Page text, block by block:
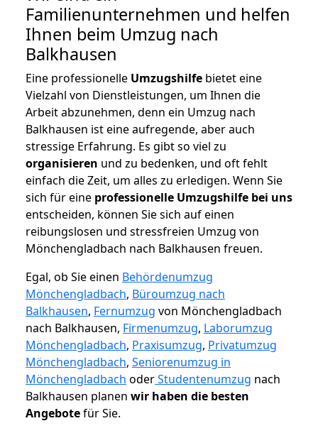
Familienunternehmen und helfen
Ihnen beim Umzug nach
Balkhausen
Eine professionelle Umzugshilfe bietet eine
Vielzahl von Dienstleistungen, um Ihnen die
Arbeit abzunehmen, denn ein Umzug nach
Balkhausen ist eine aufregende, aber auch
stressige Erfahrung. Es gibt so viel zu
organisieren und zu bedenken, und oft fehlt
einfach die Zeit, um alles zu erledigen. Wenn Sie
sich für eine professionelle Umzugshilfe bei uns
entscheiden, können Sie sich auf einen
reibungslosen und stressfreien Umzug von
Mönchengladbach nach Balkhausen freuen.
Egal, ob Sie einen Behördenumzug
Mönchengladbach, Büroumzug nach
Balkhausen, Fernumzug von Mönchengladbach
nach Balkhausen, Firmenumzug, Laborumzug
Mönchengladbach, Praxisumzug, Privatumzug
Mönchengladbach, Seniorenumzug in
Mönchengladbach oderStudentenumzug nach
Balkhausen planen wir haben die besten
Angebotefür Sie.